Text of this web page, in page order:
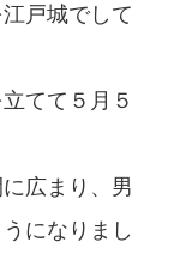
戸城でして
てて５月５
広まり、男
になりまし